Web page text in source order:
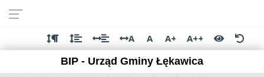
dostępności
głównej
treści
menu
stopki
A A A+
A++
BIP - Urząd Gminy Łękawica